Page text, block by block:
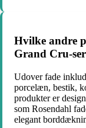
Hvilke andre
Grand Cru-
Udover fade
porcelæn, bestik,
produkter er
som Rosendahl
elegant